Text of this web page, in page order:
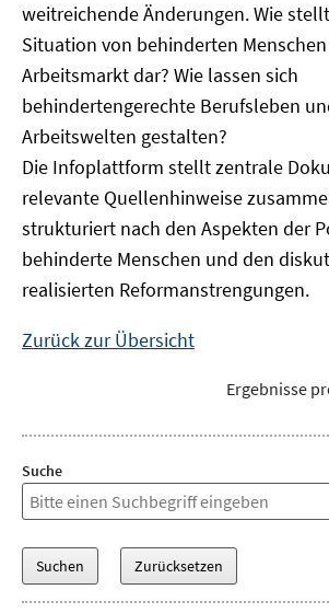
weitreichende Änderungen. Wie
Situation von behinderten
Arbeitsmarkt dar? Wie lassen sich
behindertengerechte Berufsleben
Arbeitswelten gestalten?
Die Infoplattform stellt zentrale
relevante Quellenhinweise
strukturiert nach den Aspekten der
behinderte Menschen und den
realisierten Reformanstrengungen.
Zurück zur Übersicht
Ergebnisse
Suche